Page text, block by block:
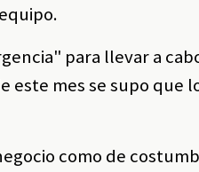
para llevar a
este mes se supo
como de